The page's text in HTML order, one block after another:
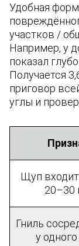
Удобная
участков /
Например, у
показал
Получается
приговор
углы и
Щуп
20–30
Гниль
у одного